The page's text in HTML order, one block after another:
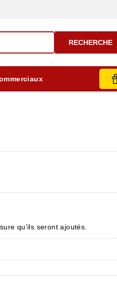
RECHERCHE
qu'ils seront ajoutés.